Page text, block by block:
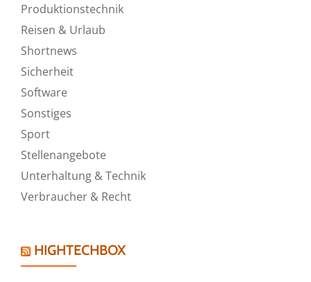
Produktionstechnik
Reisen & Urlaub
Shortnews
Sicherheit
Software
Sonstiges
Sport
Stellenangebote
Unterhaltung & Technik
Verbraucher & Recht
HIGHTECHBOX